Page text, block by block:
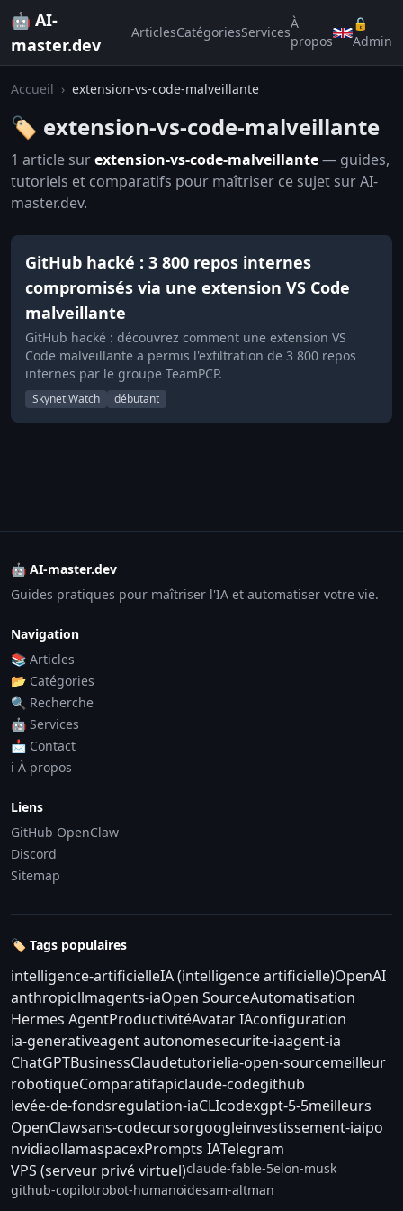
🤖 AI-
master.dev
ArticlesCatégoriesServices
À
propos
🔒
Admin
Accueil › extension-vs-code-malveillante
🏷️ extension-vs-code-malveillante
1 article surextension-vs-code-malveillante— guides,
tutoriels et comparatifs pour maîtriser ce sujet sur AI-
master.dev.
GitHub hacké : 3 800 repos internes
compromisés via une extension VS Code
malveillante
GitHub hacké : découvrez comment une extension VS
Code malveillante a permis l'exfiltration de 3 800 repos
internes par le groupe TeamPCP.
Skynet Watch débutant
🤖 AI-master.dev
Guides pratiques pour maîtriser l'IA et automatiser votre vie.
Navigation
📚 Articles
📂 Catégories
🔍 Recherche
🤖 Services
📩 Contact
ℹ️ À propos
Liens
GitHub OpenClaw
Discord
Sitemap
🏷️ Tags populaires
intelligence-artificielleIA (intelligence artificielle)OpenAI
anthropicllmagents-iaOpen SourceAutomatisation
Hermes AgentProductivitéAvatar IAconfiguration
ia-generativeagent autonomesecurite-iaagent-ia
ChatGPTBusinessClaudetutorielia-open-sourcemeilleur
robotiqueComparatifapiclaude-codegithub
levée-de-fondsregulation-iaCLIcodexgpt-5-5meilleurs
OpenClawsans-codecursorgoogleinvestissement-iaipo
nvidiaollamaspacexPrompts IATelegram
VPS (serveur privé virtuel)claude-fable-5elon-musk
github-copilotrobot-humanoidesam-altman